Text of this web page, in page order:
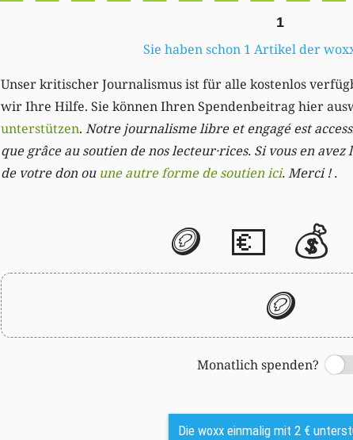
1
Sie haben schon 1 Artikel der
Unser kritischer Journalismus ist für alle kostenlos
wir Ihre Hilfe. Sie können Ihren Spendenbeitrag hier
unterstützen. Notre journalisme libre et engagé est
que grâce au soutien de nos lecteur·rices. Si vous en
de votre don ou une autre forme de soutien ici. Merci ! .
🪙 💶 💰
🪙
Monatlich spenden?
Switch
Die woxx einmalig mit 2 €